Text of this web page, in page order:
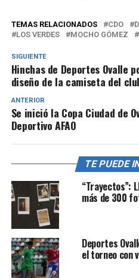
TEMAS RELACIONADOS CDO
LOS VERDES
MOCHO GÓMEZ
SIGUIENTE
Hinchas de Deportes Ovalle
diseño de la camiseta del
ANTERIOR
Se inició la Copa Ciudad de
Deportivo AFAO
TE PUEDE
“Trayectos”:
más de 300
Deportes
el torneo con